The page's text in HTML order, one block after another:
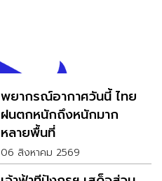
พยากรณ์อากาศวันนี้ ไทย
ฝนตกหนักถึงหนักมาก
หลายพื้นที่
06 สิงหาคม 2569